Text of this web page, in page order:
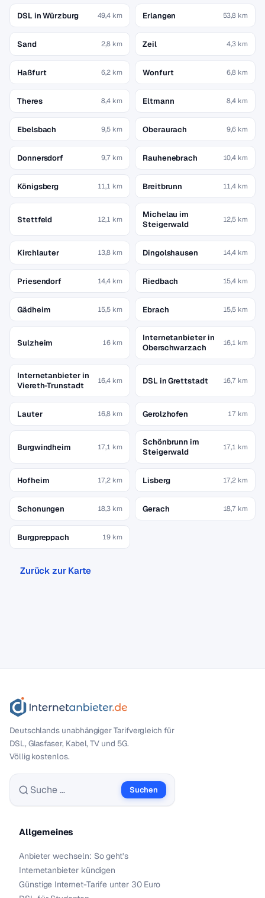
DSL in Würzburg 49,4 km Erlangen 53,8 km
Sand 2,8 km Zeil 4,3 km
Haßfurt 6,2 km Wonfurt 6,8 km
Theres 8,4 km Eltmann 8,4 km
Ebelsbach 9,5 km Oberaurach 9,6 km
Donnersdorf 9,7 km Rauhenebrach 10,4 km
Königsberg 11,1 km Breitbrunn 11,4 km
Stettfeld 12,1 km
Michelau im
Steigerwald
12,5 km
Kirchlauter 13,8 km Dingolshausen 14,4 km
Priesendorf 14,4 km Riedbach 15,4 km
Gädheim 15,5 km Ebrach 15,5 km
Sulzheim 16 km
Internetanbieter in
Oberschwarzach
16,1 km
Internetanbieter in
Viereth-Trunstadt
16,4 km DSL in Grettstadt 16,7 km
Lauter 16,8 km Gerolzhofen 17 km
Burgwindheim 17,1 km
Schönbrunn im
Steigerwald
17,1 km
Hofheim 17,2 km Lisberg 17,2 km
Schonungen 18,3 km Gerach 18,7 km
Burgpreppach 19 km
Zurück zur Karte
Deutschlands unabhängiger Tarif­vergleich für
DSL, Glasfaser, Kabel, TV und 5G.
Völlig kostenlos.
Suche nach:
Suchen
Allgemeines
Anbieter wechseln: So geht’s
Internetanbieter kündigen
Günstige Internet-Tarife unter 30 Euro